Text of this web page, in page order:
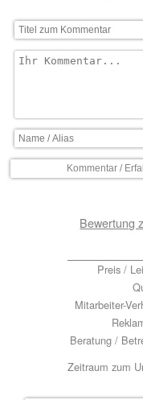
Bewertung
Zeitraum zum
Preis /
Mitarbeiter-
Beratung /